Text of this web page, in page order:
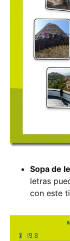
Sopa de
letras
con este